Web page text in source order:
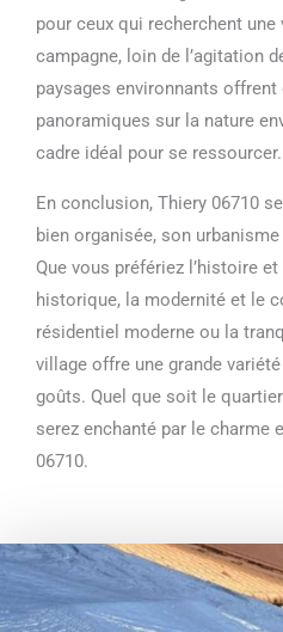
pour ceux qui recherchent
campagne, loin de l’agitation
paysages environnants
panoramiques sur la nature
cadre idéal pour se ressourcer.
En conclusion, Thiery 06710
bien organisée, son
Que vous préfériez l’histoire
historique, la modernité et le
résidentiel moderne ou la
village offre une grande
goûts. Quel que soit le
serez enchanté par le charme
06710.